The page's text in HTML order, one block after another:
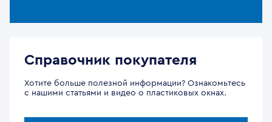
Справочник покупателя
Хотите больше полезной информации? Ознакомьтесь
с нашими статьями и видео о пластиковых окнах.